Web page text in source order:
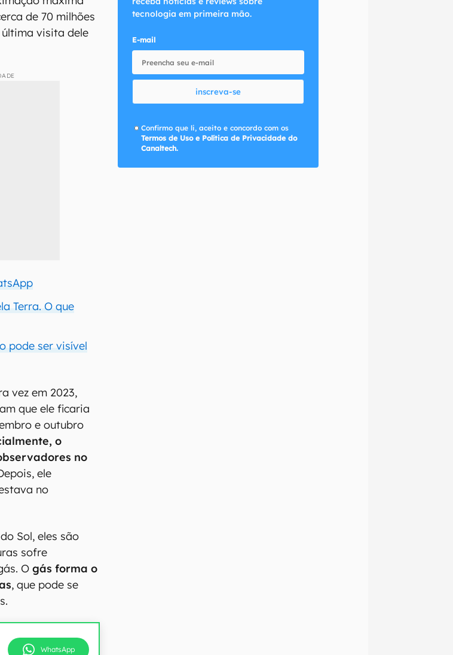
de 70 milhões
visita dele
Terra. O que
pode ser visível
vez em 2023,
que ele ficaria
e outubro
o
no
ele
no
Sol, eles são
sofre
Ogás forma o
, que pode se
WhatsApp
tecnologia em primeira mão.
E-mail
inscreva-se
Confirmo que li, aceito e concordo com os
Termos de Uso e Política de Privacidade do
Canaltech.